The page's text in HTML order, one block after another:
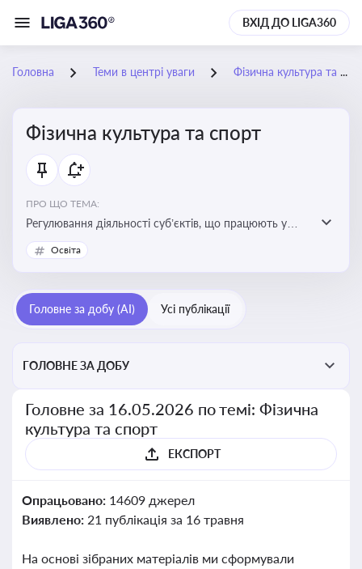
ВХІД ДО LIGA360
Головна Теми в центрі уваги Фізична культура та спорт
Фізична культура та спорт
ПРО ЩО ТЕМА:
Регулювання діяльності суб’єктів, що працюють у
сфері фізичної культури та спорту, включаючи
оздоровлення населення, професійний і аматорський
потенціалу, соціального захисту та ефективної
реалізації державної політики у цій галузі
Освіта
Головне за добу (AI) Усі публікації
ГОЛОВНЕ ЗА ДОБУ
Головне за 16.05.2026 по темі: Фізична
культура та спорт
ЕКСПОРТ
Опрацьовано: 14609 джерел
Виявлено: 21 публікація за 16 травня
На основі зібраних матеріалів ми сформували